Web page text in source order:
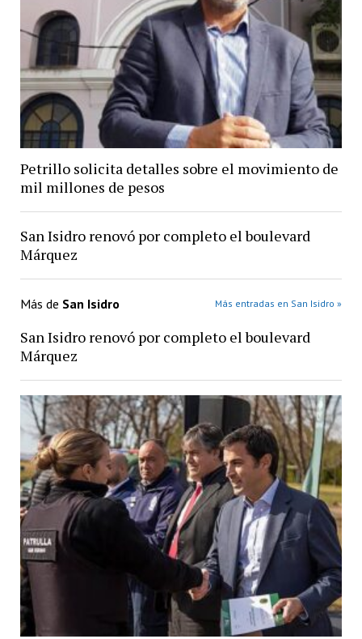
Petrillo solicita detalles sobre el movimiento de
mil millones de pesos
San Isidro renovó por completo el boulevard
Márquez
Más de San Isidro Más entradas en San Isidro »
San Isidro renovó por completo el boulevard
Márquez